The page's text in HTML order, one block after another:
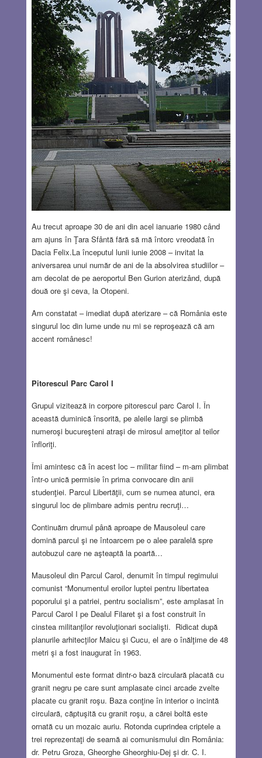
Au trecut aproape 30 de ani din acel ianuarie 1980 când
am ajuns în Ţara Sfântă fără să mă întorc vreodată în
Dacia Felix.La începutul lunii iunie 2008 – invitat la
aniversarea unui număr de ani de la absolvirea studiilor –
am decolat de pe aeroportul Ben Gurion aterizând, după
două ore şi ceva, la Otopeni.
Am constatat – imediat după aterizare – că România este
singurul loc din lume unde nu mi se reproşează că am
accent românesc!
Pitorescul Parc Carol I
Grupul vizitează in corpore pitorescul parc Carol I. În
această duminică însorită, pe aleile largi se plimbă
numeroşi bucureşteni atraşi de mirosul ameţitor al teilor
înfloriţi.
Îmi amintesc că în acest loc – militar fiind – m-am plimbat
într-o unică permisie în prima convocare din anii
studenţiei. Parcul Libertăţii, cum se numea atunci, era
singurul loc de plimbare admis pentru recruţi…
Continuăm drumul până aproape de Mausoleul care
domină parcul şi ne întoarcem pe o alee paralelă spre
autobuzul care ne aşteaptă la poartă…
Mausoleul din Parcul Carol, denumit în timpul regimului
comunist “Monumentul eroilor luptei pentru libertatea
poporului şi a patriei, pentru socialism”, este amplasat în
Parcul Carol I pe Dealul Filaret şi a fost construit în
cinstea militanţilor revoluţionari socialişti. Ridicat după
planurile arhitecţilor Maicu şi Cucu, el are o înălţime de 48
metri şi a fost inaugurat în 1963.
Monumentul este format dintr-o bază circulară placată cu
granit negru pe care sunt amplasate cinci arcade zvelte
placate cu granit roşu. Baza conţine în interior o incintă
circulară, căptuşită cu granit roşu, a cărei boltă este
ornată cu un mozaic auriu. Rotonda cuprindea criptele a
trei reprezentaţi de seamă ai comunismului din România:
dr. Petru Groza, Gheorghe Gheorghiu-Dej şi dr. C. I.